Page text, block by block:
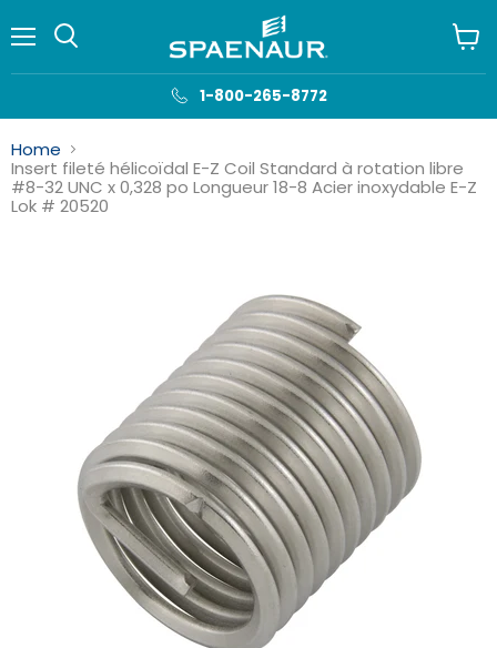
1-800-265-8772
le
Home
Insert fileté hélicoïdal E-Z Coil Standard à rotation libre
#8-32 UNC x 0,328 po Longueur 18-8 Acier inoxydable E-Z
Lok # 20520